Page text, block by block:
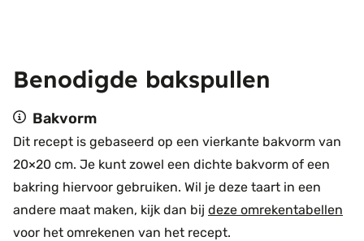
Benodigde bakspullen
Bakvorm
Dit recept is gebaseerd op een vierkante bakvorm van
20×20 cm. Je kunt zowel een dichte bakvorm of een
bakring hiervoor gebruiken. Wil je deze taart in een
andere maat maken, kijk dan bij deze omrekentabellen
voor het omrekenen van het recept.